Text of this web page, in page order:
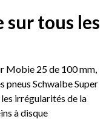
tous les
Mobie 25 de 100 mm,
pneus Schwalbe Super
irrégularités de la
à disque